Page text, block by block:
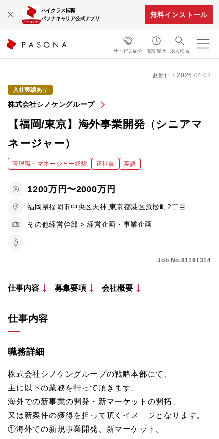
ハイクラス転職
パソナキャリア公式アプリ
無料インストール
サービス紹介 閲覧履歴 求人検索
更新日：2026.04.02
入社実績あり
株式会社シノケングループ
【福岡/東京】海外事業開発（シニアマ
ネージャー）
管理職・マネージャー経験 正社員 英語
1200万円〜2000万円
福岡県福岡市中央区天神,東京都港区浜松町2丁目
その他経営幹部 > 経営企画・事業企画
-
Job No.81191314
仕事内容 募集要項 会社概要
仕事内容
職務詳細
株式会社シノケングループの戦略本部にて、
主に以下の業務を行って頂きます。
海外での新事業の開発・新マーケットの開拓、
又は新案件の獲得を担って頂くイメージとなります。
①海外での新規事業開発、新マーケット、